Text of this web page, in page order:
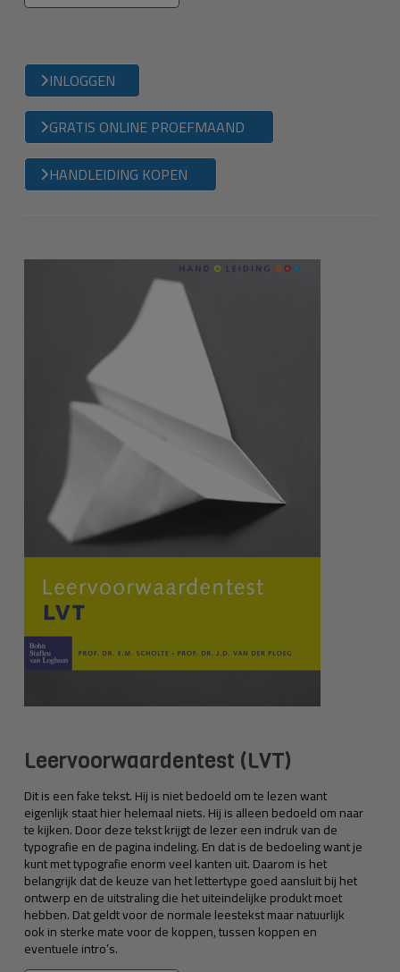
INLOGGEN
GRATIS ONLINE PROEFMAAND
HANDLEIDING KOPEN
Leervoorwaardentest (LVT)
Dit is een fake tekst. Hij is niet bedoeld om te lezen want
eigenlijk staat hier helemaal niets. Hij is alleen bedoeld om naar
te kijken. Door deze tekst krijgt de lezer een indruk van de
typografie en de pagina indeling. En dat is de bedoeling want je
kunt met typografie enorm veel kanten uit. Daarom is het
belangrijk dat de keuze van het lettertype goed aansluit bij het
ontwerp en de uitstraling die het uiteindelijke produkt moet
hebben. Dat geldt voor de normale leestekst maar natuurlijk
ook in sterke mate voor de koppen, tussen koppen en
eventuele intro’s.